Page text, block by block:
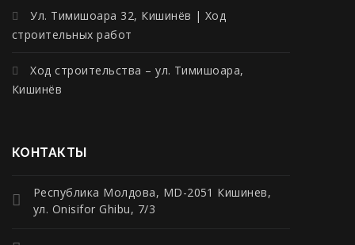
Ул. Тимишоара 32, Кишинёв | Ход
строительных работ
Ход строительства – ул. Тимишоара,
Кишинёв
КОНТАКТЫ
Республика Молдова, MD-2051 Кишинев,
ул. Onisifor Ghibu, 7/3